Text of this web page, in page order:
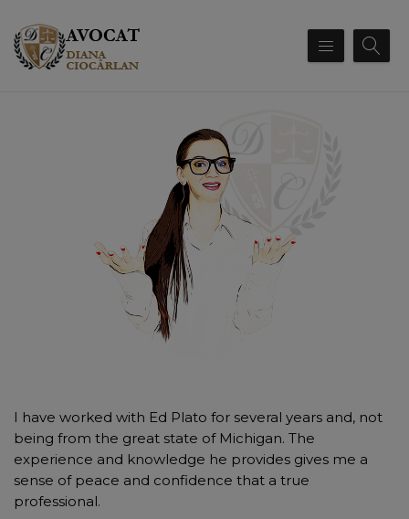
I have worked with Ed Plato for several years and, not
being from the great state of Michigan. The
experience and knowledge he provides gives me a
sense of peace and confidence that a true
professional.